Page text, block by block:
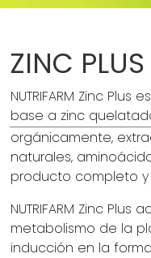
ZINC PLUS
NUTRIFARM Zinc
base a zinc
orgánicamente,
naturales,
producto completo
NUTRIFARM Zinc
metabolismo de la
inducción en la